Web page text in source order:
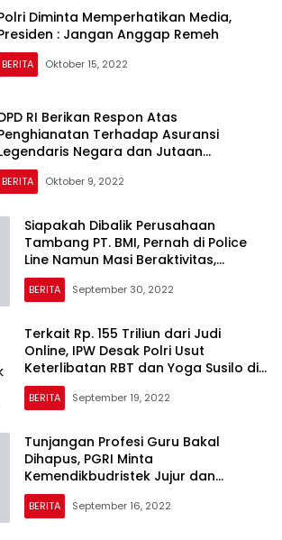
Diminta Memperhatikan Media,
: Jangan Anggap Remeh
BERITA Oktober 15, 2022
RI Berikan Respon Atas
Terhadap Asuransi
Negara dan Jutaan
BERITA Oktober 9, 2022
Siapakah Dibalik Perusahaan
Tambang PT. BMI, Pernah di Police
Line Namun Masi Beraktivitas,
Bareskrim Polri Diminta Bertindak
BERITA September 30, 2022
Terkait Rp. 155 Triliun dari Judi
Online, IPW Desak Polri Usut
Keterlibatan RBT dan Yoga Susilo di
Kasus Sambo
BERITA September 19, 2022
Tunjangan Profesi Guru Bakal
Dihapus, PGRI Minta
Kemendikbudristek Jujur dan
Terbuka
BERITA September 16, 2022